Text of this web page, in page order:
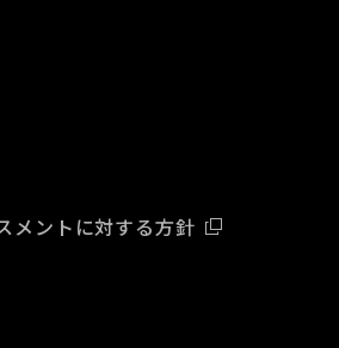
メントに対する方針